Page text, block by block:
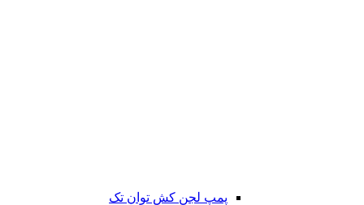
پمپ لجن کش توان تک